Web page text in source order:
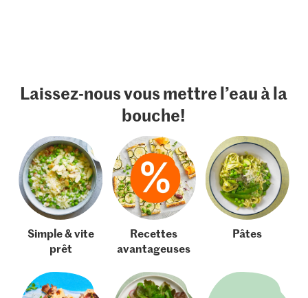
Laissez-nous vous mettre l’eau à la
bouche!
Simple & vite
prêt
Recettes
avantageuses
Pâtes